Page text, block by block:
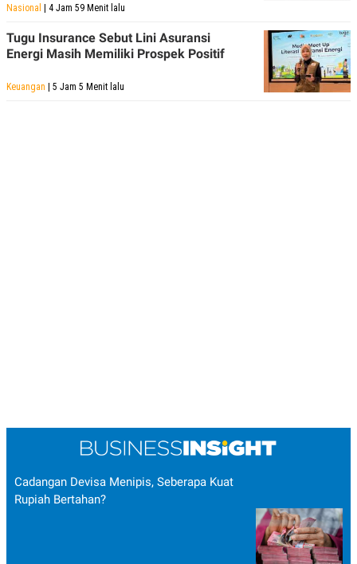
Nasional | 4 Jam 59 Menit lalu
Tugu Insurance Sebut Lini Asuransi
Energi Masih Memiliki Prospek Positif
Keuangan | 5 Jam 5 Menit lalu
Cadangan Devisa Menipis, Seberapa Kuat
Rupiah Bertahan?